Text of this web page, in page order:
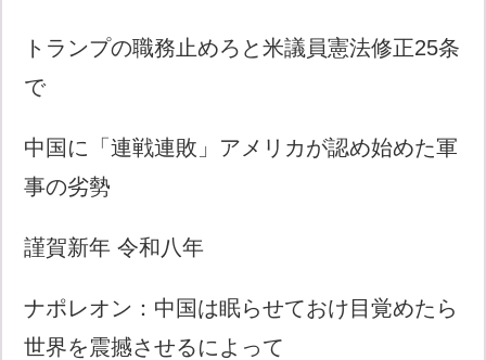
トランプの職務止めろと米議員憲法修正25条
で
中国に「連戦連敗」アメリカが認め始めた軍
事の劣勢
謹賀新年 令和八年
ナポレオン：中国は眠らせておけ目覚めたら
世界を震撼させるによって